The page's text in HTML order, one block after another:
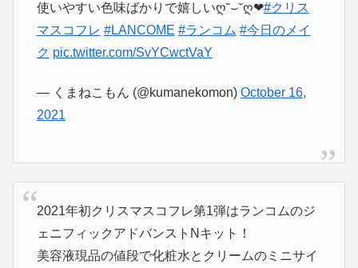
使いやすい色味ばかりで嬉しいღ˘⌣˘ღ❤#クリス
マスコフレ #LANCOME #ランコム #今日のメイ
ク pic.twitter.com/SvYCwctVaY
— くまねこもん (@kumanekomon) October 16,
2021
2021年初クリスマスコフレ第1弾はランコムのジ
ェニフィックアドバンストNキット！
美容液現品の値段で化粧水とクリームのミニサイ